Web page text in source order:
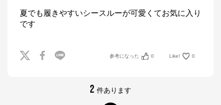
夏でも履きやすいシースルーが可愛くてお気に入り
です
参考になった 0 Like! 0
2 件あります